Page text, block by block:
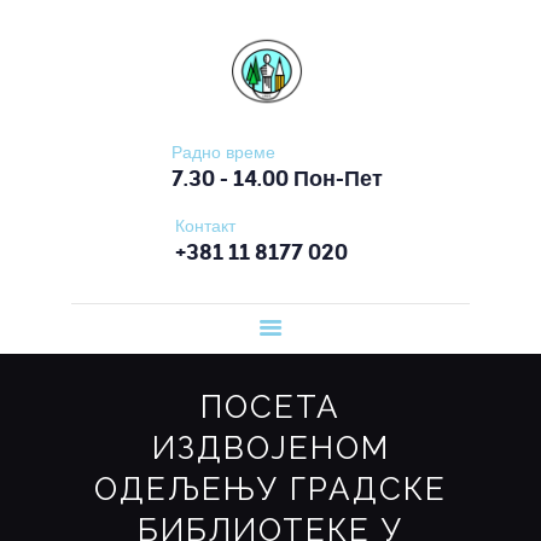
Радно време
7.30 - 14.00 Пон-Пет
Контакт
+381 11 8177 020
ПОСЕТА
ИЗДВОЈЕНОМ
ОДЕЉЕЊУ ГРАДСКЕ
БИБЛИОТЕКЕ У
ОШ СЛОБОДАН ПЕНЕЗИЋ КРЦУН
О ШКОЛИ
ОРГАНИЗАЦИЈА
РАДА
ВЕСТИ
ЗА ЂАКЕ
ДОКУМЕНТА
КОНТАКТ